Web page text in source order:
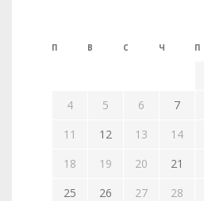
П В С Ч П
4
5 6 7
11
12 13 14
18
19 20 21
25
26 27 28